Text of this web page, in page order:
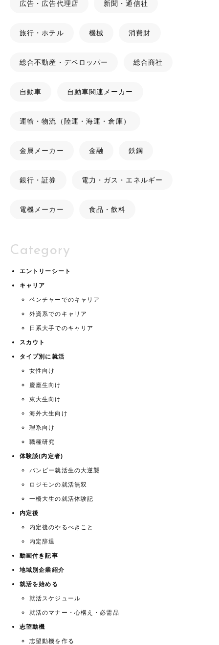
広告・広告代理店 新聞・通信社
旅行・ホテル 機械 消費財
総合不動産・デベロッパー 総合商社
自動車 自動車関連メーカー
運輸・物流（陸運・海運・倉庫）
金属メーカー 金融 鉄鋼
銀行・証券 電力・ガス・エネルギー
電機メーカー 食品・飲料
Category
エントリーシート
キャリア
ベンチャーでのキャリア
外資系でのキャリア
日系大手でのキャリア
スカウト
タイプ別に就活
女性向け
慶應生向け
東大生向け
海外大生向け
理系向け
職種研究
体験談(内定者)
パンピー就活生の大逆襲
ロジモンの就活無双
一橋大生の就活体験記
内定後
内定後のやるべきこと
内定辞退
動画付き記事
地域別企業紹介
就活を始める
就活スケジュール
就活のマナー・心構え・必需品
志望動機
志望動機を作る